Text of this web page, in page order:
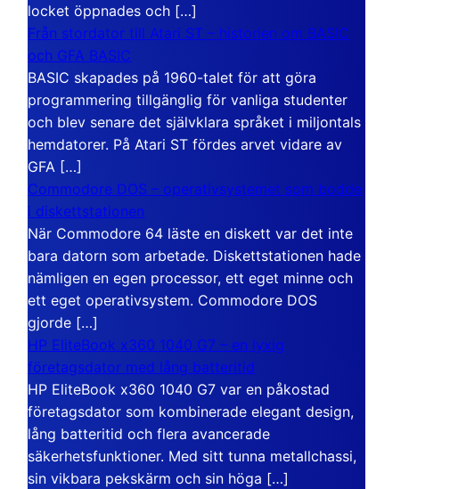
locket öppnades och […]
Från stordator till Atari ST – historien om BASIC
och GFA BASIC
BASIC skapades på 1960-talet för att göra
programmering tillgänglig för vanliga studenter
och blev senare det självklara språket i miljontals
hemdatorer. På Atari ST fördes arvet vidare av
GFA […]
Commodore DOS – operativsystemet som bodde
i diskettstationen
När Commodore 64 läste en diskett var det inte
bara datorn som arbetade. Diskettstationen hade
nämligen en egen processor, ett eget minne och
ett eget operativsystem. Commodore DOS
gjorde […]
HP EliteBook x360 1040 G7 – en lyxig
företagsdator med lång batteritid
HP EliteBook x360 1040 G7 var en påkostad
företagsdator som kombinerade elegant design,
lång batteritid och flera avancerade
säkerhetsfunktioner. Med sitt tunna metallchassi,
sin vikbara pekskärm och sin höga […]